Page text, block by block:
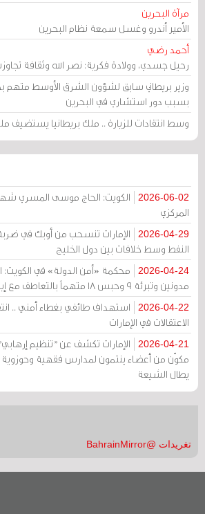
مرآة البحرين
الأمير أندرو وغسل سمعة نظام البحرين
أحمد رضي
رحيل جسدي، وولادة فكرية: نصر الله وثقافة
وزير بريطاني سابق لشؤون الشرق الأوسط متهم
بسبب دور استشاري في البحرين
وسط انتقادات للزيارة .. ملك بريطانيا يستضيف
2026-06-02
الكويت: الحاج موسى المسري
المركزي
2026-04-29
الإمارات تنسحب من أوبك في
النفط وسط خلافات بين دول الخليج
2026-04-24
مدونين وتبرئة 9 وحبس 18 متهماً بالتعاطف مع إيران
2026-04-22
استهداف طائفي بغطاء أمني ..
الاعتقالات في الإمارات
2026-04-21
الإمارات تكشف عن "تنظيم إرهابي"
مكوّن من أعضاء ينتمون لمدارس فقهية
يطال الشيعة
تغريدات @BahrainMirror